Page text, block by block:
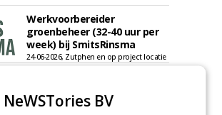
Werkvoorbereider
groenbeheer (32-40 uur per
week) bij SmitsRinsma
24-06-2026, Zutphen en op project locatie
24-06-2026, Zutphen
NeWSTories BV